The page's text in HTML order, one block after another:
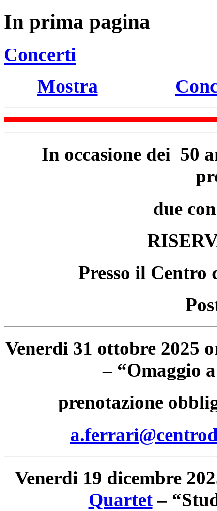
In prima pagina
Concerti
Mostra
In occasione dei 50
due
Presso il Centro
Venerdi 31 ottobre 2025
– “Omaggio
prenotazione
a.ferrari@
Venerdi 19 dicembre
Quartet–